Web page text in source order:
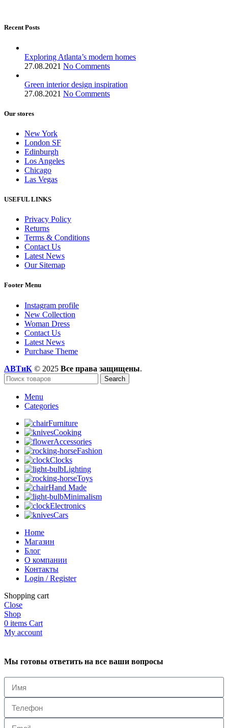
Recent Posts
Exploring Atlanta’s modern homes
27.08.2021 No Comments
Green interior design inspiration
27.08.2021 No Comments
Our stores
New York
London SF
Edinburgh
Los Angeles
Chicago
Las Vegas
USEFUL LINKS
Privacy Policy
Returns
Terms & Conditions
Contact Us
Latest News
Our Sitemap
Footer Menu
Instagram profile
New Collection
Woman Dress
Contact Us
Latest News
Purchase Theme
АВТиК © 2025 Все права защищены.
Search
Menu
Categories
Furniture
Cooking
Accessories
Fashion
Clocks
Lighting
Toys
Hand Made
Minimalism
Electronics
Cars
Home
Магазин
Блог
О компании
Контакты
Login / Register
Shopping cart
Close
Shop
0 items Cart
My account
Мы готовы ответить на все ваши вопросы